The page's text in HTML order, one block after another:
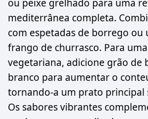
mediterrânea completa.
com espetadas de borrego ou
frango de churrasco. Para
vegetariana, adicione grão de
branco para aumentar o
tornando-a um prato principal
Os sabores vibrantes